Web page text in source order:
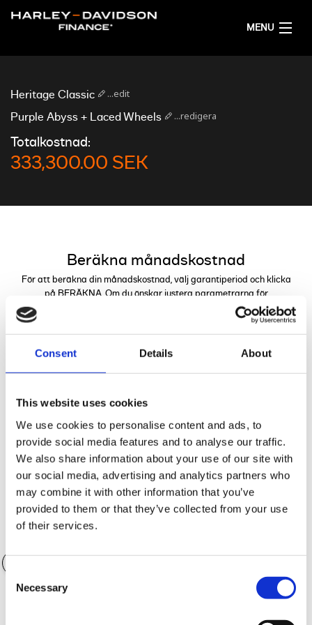
Consent Details About
This website uses cookies
We use cookies to personalise content and ads, to
provide social media features and to analyse our traffic.
We also share information about your use of our site with
our social media, advertising and analytics partners who
may combine it with other information that you’ve
provided to them or that they’ve collected from your use
of their services.
Consent
Selection
Necessary
MENU
FÅ ETT FINANSIERINGSFÖRSLAG
Heritage Classic ...edit
Purple Abyss + Laced Wheels ...redigera
Totalkostnad:
333,300.00 SEK
Beräkna månadskostnad
För att beräkna din månadskostnad, välj garantiperiod och klicka
på BERÄKNA. Om du önskar justera parametrarna för
finansieringen kan du göra detta genom reglagen.
Antal månader 36 månader